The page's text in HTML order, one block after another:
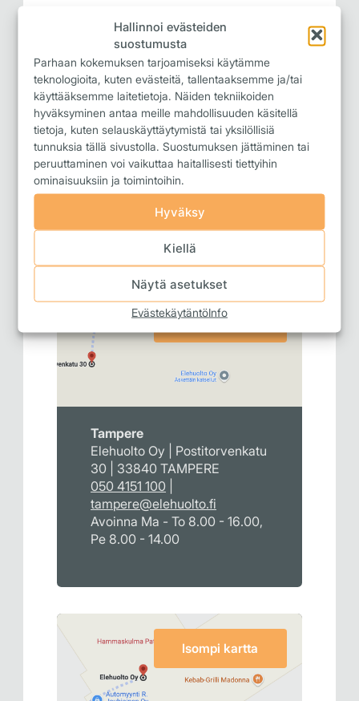
Hallinnoi evästeiden
suostumusta
Parhaan kokemuksen tarjoamiseksi käytämme
teknologioita, kuten evästeitä, tallentaaksemme ja/tai
käyttääksemme laitetietoja. Näiden tekniikoiden
hyväksyminen antaa meille mahdollisuuden käsitellä
tietoja, kuten selauskäyttäytymistä tai yksilöllisiä
tunnuksia tällä sivustolla. Suostumuksen jättäminen tai
peruuttaminen voi vaikuttaa haitallisesti tiettyihin
ominaisuuksiin ja toimintoihin.
Hyväksy
Kiellä
Näytä asetukset
EvästekäytäntöInfo
Täyttämällä lomakkeen hyväksyn
tietosuoja- ja rekisteriselosteen
Isompi kartta
Tampere
Elehuolto Oy | Postitorvenkatu
30 | 33840 TAMPERE
050 4151 100
tampere@elehuolto.fi
Avoinna Ma - To 8.00 - 16.00,
Pe 8.00 - 14.00
Isompi kartta